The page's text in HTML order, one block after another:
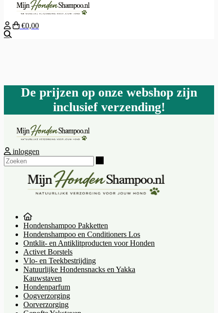
€0,00
De prijzen op onze webshop zijn
inclusief verzending!
inloggen
Hondenshampoo Pakketten
Hondenshampoo en Conditioners Los
Ontklit- en Antiklitproducten voor Honden
Activet Borstels
Vlo- en Teekbestrijding
Natuurlijke Hondensnacks en Yakka
Kauwstaven
Hondenparfum
Oogverzorging
Oorverzorging